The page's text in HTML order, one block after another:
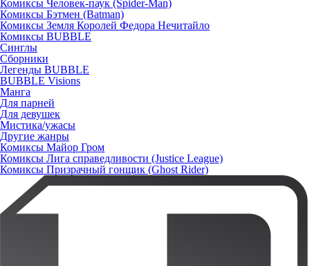
Комиксы Человек-паук (Spider-Man)
Комиксы Бэтмен (Batman)
Комиксы Земля Королей Федора Нечитайло
Комиксы BUBBLE
Синглы
Сборники
Легенды BUBBLE
BUBBLE Visions
Манга
Для парней
Для девушек
Мистика/ужасы
Другие жанры
Комиксы Майор Гром
Комиксы Лига справедливости (Justice League)
Комиксы Призрачный гонщик (Ghost Rider)